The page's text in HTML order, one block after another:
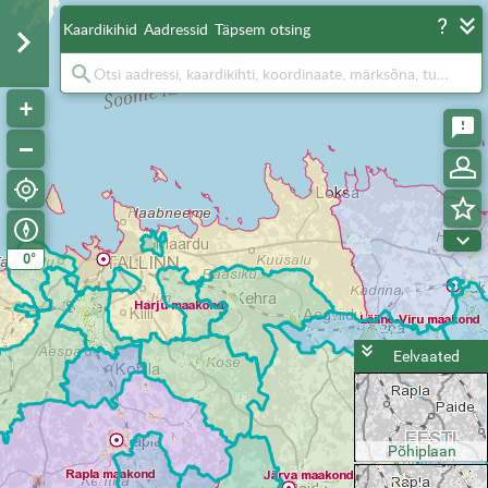
0°
Kaardikihid Aadressid Täpsem otsing
Eelvaated
Põhiplaan